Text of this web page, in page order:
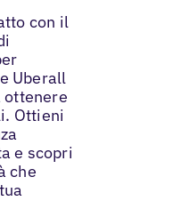
con il
Uberall
ottenere
Ottieni
e scopri
che